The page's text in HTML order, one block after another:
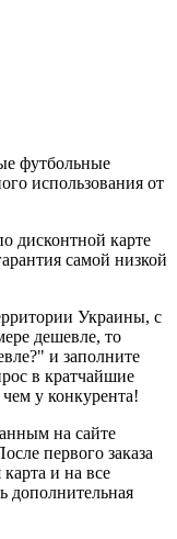
футбольные
использования от
дисконтной карте
самой низкой
Украины, с
дешевле, то
и заполните
в кратчайшие
у конкурента!
на сайте
первого заказа
и на все
дополнительная